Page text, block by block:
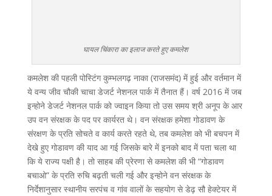
घायल चिंकारा का इलाज करते हुए कमलेश
कमलेश की पहली पोस्टिंग कुम्भलगढ़ नाका (राजसमंद) में हुई और वर्तमान में
ये वन्य जीव चौकी चाचा डेजर्ट नेशनल पार्क में तैनात हैं। वर्ष 2016 में जब
इन्होने डेजर्ट नेशनल पार्क को ज्वाइन किया तो उस समय श्री अनूप के आर
उप वन संरक्षक के पद पर कार्यरत थे। वन संरक्षक हमेशा गोडावण के
संरक्षण के प्रति सोचते व कार्य करते रहते थे, तब कमलेश को भी बचपन में
देखे हुए गोडावण की याद आ गई जिसके बारे में इनको बाद में पता चला था
कि ये राज्य पक्षी है। तो साहब की प्रेरणा से कमलेश की भी “गोडावण
बचाओ” के प्रति रुचि बढ़ती चली गई और इन्होने वन संरक्षक के
निर्देशानुसार स्थानीय सरपंच व गांव वालों के सहयोग से डेढ़ सौ हेक्टेयर में